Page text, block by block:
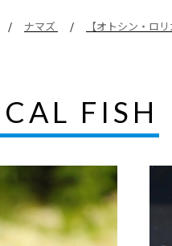
ナマズ 【オトシン・ロリ
FISH